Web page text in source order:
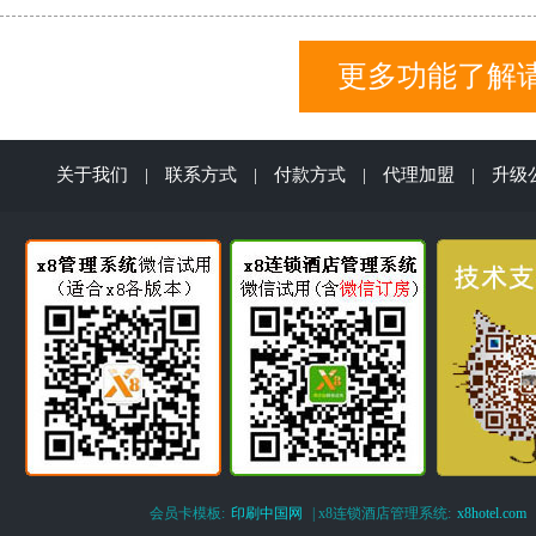
更多功能了解
关于我们 | 联系方式 | 付款方式 | 代理加盟 | 升级
会员卡模板: 印刷中国网 | x8连锁酒店管理系统: x8hotel.com